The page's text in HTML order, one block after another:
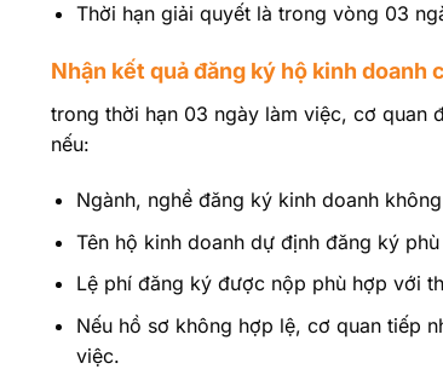
Thời hạn giải quyết là trong vòng 03
Nhận kết quả đăng ký hộ kinh doanh
trong thời hạn 03 ngày làm việc, cơ quan
nếu:
Ngành, nghề đăng ký kinh doanh
Tên hộ kinh doanh dự định đăng ký
Lệ phí đăng ký được nộp phù hợp với
Nếu hồ sơ không hợp lệ, cơ quan tiếp
việc.